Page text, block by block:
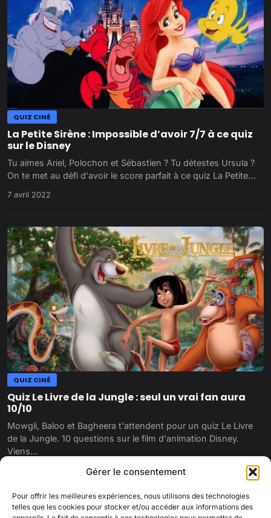
Gérer le consentement
Pour offrir les meilleures expériences, nous utilisons des technologies
telles que les cookies pour stocker et/ou accéder aux informations des
QUIZ CINÉ
La Petite Sirène : Impossible d’avoir 7/7 à ce quiz
sur le Disney
Tu aimes Ariel, Polochon et Sébastien ? Tu détestes Ursula ?
On te met au défi d'avoir le score parfait à ce quiz La Petite…
7 avril 2022
QUIZ CINÉ
Quiz Le Livre de la Jungle : seul un vrai fan aura
10/10
Mowgli, Baloo et Bagheera t'attendent pour un quiz Le Livre
de la Jungle. 10 questions sur le film d'animation Disney.
Viens…